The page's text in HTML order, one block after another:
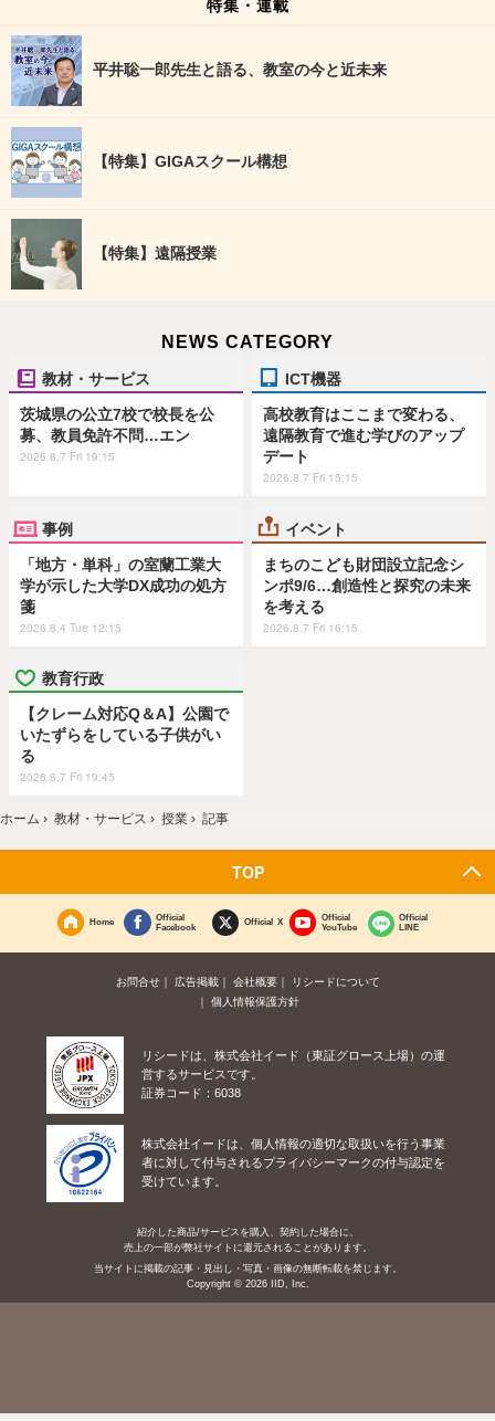
特集・連載
平井聡一郎先生と語る、教室の今と近未来
【特集】GIGAスクール構想
【特集】遠隔授業
NEWS CATEGORY
教材・サービス
茨城県の公立7校で校長を公
募、教員免許不問…エン
2026.8.7 Fri 19:15
ICT機器
高校教育はここまで変わる、
遠隔教育で進む学びのアップ
デート
2026.8.7 Fri 15:15
事例
「地方・単科」の室蘭工業大
学が示した大学DX成功の処方
箋
2026.8.4 Tue 12:15
イベント
まちのこども財団設立記念シ
ンポ9/6…創造性と探究の未来
を考える
2026.8.7 Fri 16:15
教育行政
【クレーム対応Q＆A】公園で
いたずらをしている子供がい
る
2026.8.7 Fri 19:45
ホーム › 教材・サービス › 授業 › 記事
TOP
Home
Official
Facebook
Official X
Official
YouTube
Official
LINE
お問合せ 広告掲載 会社概要
リシードについて
個人情報保護方針
リシードは、株式会社イード（東証グロース上場）の運
営するサービスです。
証券コード：6038
株式会社イードは、個人情報の適切な取扱いを行う事業
者に対して付与されるプライバシーマークの付与認定を
受けています。
紹介した商品/サービスを購入、契約した場合に、
売上の一部が弊社サイトに還元されることがあります。
当サイトに掲載の記事・見出し・写真・画像の無断転載を禁じます。
Copyright © 2026 IID, Inc.